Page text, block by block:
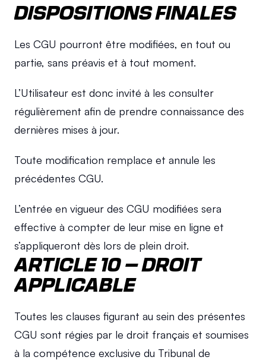
DISPOSITIONS FINALES
Les CGU pourront être modifiées, en tout ou
partie, sans préavis et à tout moment.
L’Utilisateur est donc invité à les consulter
régulièrement afin de prendre connaissance des
dernières mises à jour.
Toute modification remplace et annule les
précédentes CGU.
L’entrée en vigueur des CGU modifiées sera
effective à compter de leur mise en ligne et
s’appliqueront dès lors de plein droit.
ARTICLE 10 – DROIT
APPLICABLE
Toutes les clauses figurant au sein des présentes
CGU sont régies par le droit français et soumises
à la compétence exclusive du Tribunal de